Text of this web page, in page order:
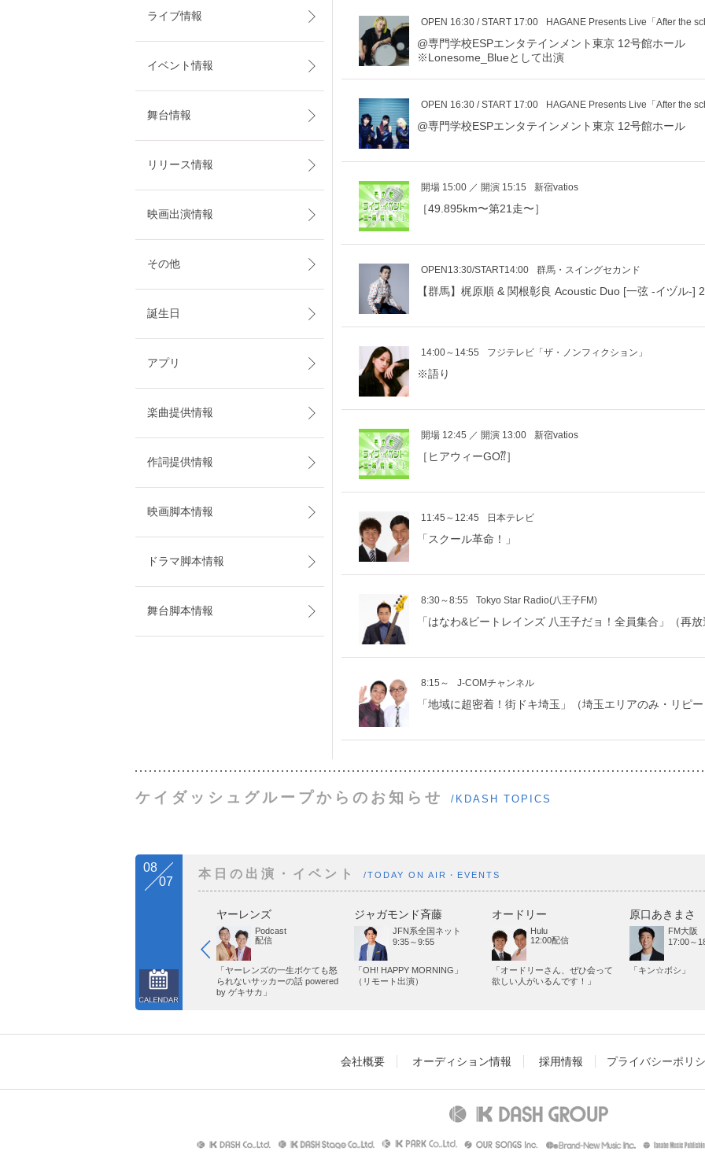
OPEN 16:30 / START 17:00 HAGANE Presents Live「After the
@専門学校ESPエンタテインメント東京 12号館ホール
※Lonesome_Blueとして出演
OPEN 16:30 / START 17:00 HAGANE Presents Live「After the
@専門学校ESPエンタテインメント東京 12号館ホール
開場 15:00 ／ 開演 15:15 新宿vatios
［49.895km〜第21走〜］
OPEN13:30/START14:00 群馬・スイングセカンド
【群馬】梶原順 & 関根彰良 Acoustic Duo [一弦 -イヅル-]
14:00～14:55 フジテレビ「ザ・ノンフィクション」
※語り
開場 12:45 ／ 開演 13:00 新宿vatios
［ヒアウィーGO⁇］
11:45～12:45 日本テレビ
「スクール革命！」
8:30～8:55 Tokyo Star Radio(八王子FM)
「はなわ&ビートレインズ 八王子だョ！全員集合」（再放
8:15～ J-COMチャンネル
「地域に超密着！街ドキ埼玉」（埼玉エリアのみ・リピー
ライブ情報
イベント情報
舞台情報
リリース情報
映画出演情報
その他
誕生日
アプリ
楽曲提供情報
作詞提供情報
映画脚本情報
ドラマ脚本情報
舞台脚本情報
ケイダッシュグループからのお知らせ /KDASH TOPICS
08
07
本日の出演・イベント /TODAY ON AIR・EVENTS
ヤーレンズ
Podcast
配信
「ヤーレンズの一生ボケても怒
られないサッカーの話 powered
by ゲキサカ」
ジャガモンド斉藤
JFN系全国ネット
9:35～9:55
「OH! HAPPY MORNING」
（リモート出演）
オードリー
Hulu
12:00配信
「オードリーさん、ぜひ会って
欲しい人がいるんです！」
原口あきまさ
FM大阪
17:00～
「キン☆ボシ」
会社概要 オーディション情報 採用情報 プライバシーポリ